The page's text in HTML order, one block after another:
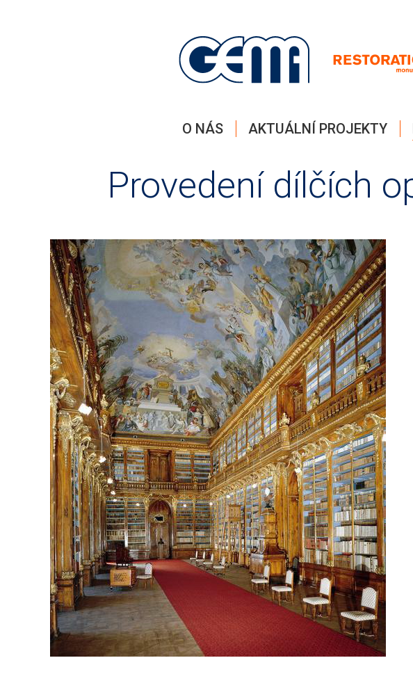
O NÁS AKTUÁLNÍ PROJEKTY
Provedení dílčích